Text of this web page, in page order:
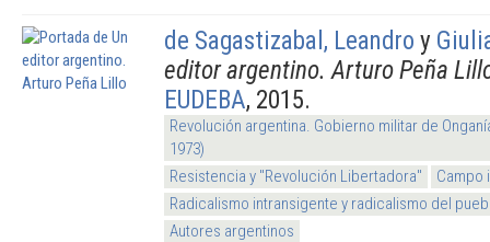
de Sagastizabal, Leandro y
editor argentino. Arturo Peña
EUDEBA, 2015.
Revolución argentina. Gobierno militar de
1973)
Resistencia y "Revolución Libertadora"
Campo
Radicalismo intransigente y radicalismo del
Autores argentinos